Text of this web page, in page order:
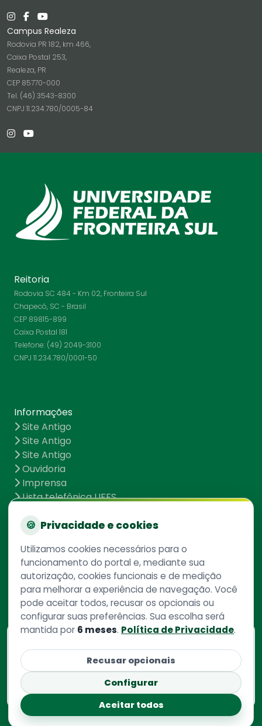
Campus Realeza
Rodovia PR 182, km 466,
Caixa Postal 253,
Realeza, PR
CEP 85770-000
Tel. (46) 3543-8300
CNPJ 11.234.780/0005-84
Reitoria
Rodovia SC 484 - Km 02, Fronteira Sul
Chapecó, SC - Brasil
CEP 89815-899
Caixa Postal 181
Telefone: (49) 2049-3100
CNPJ 11.234.780/0001-50
Informações
Site Antigo
Site Antigo
Site Antigo
Ouvidoria
Imprensa
Lista telefônica UFFS
UFFS contra o Aedes
Mapa do site
Redes Sociais
o cadastro da instituição no
Sistema e-Mec
🍪 Privacidade e cookies
Utilizamos cookies necessários para o
funcionamento do portal e, mediante sua
autorização, cookies funcionais e de medição
para melhorar a experiência de navegação. Você
pode aceitar todos, recusar os opcionais ou
configurar suas preferências. Sua escolha será
mantida por 6 meses. Política de Privacidade.
Recusar opcionais
Configurar
Aceitar todos